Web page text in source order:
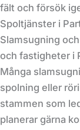
fält och försök
Spoltjänster i
Slamsugning
och fastigheter i
Många
spolning eller
stammen som
planerar gärna